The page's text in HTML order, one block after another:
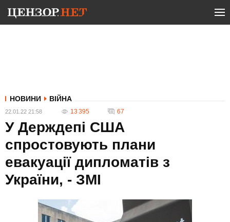
НОВИНИ ВІЙНА
22.01.22 21:58 13 395 67
У Держдепі США
спростовують плани
евакуації дипломатів з
України, - ЗМІ